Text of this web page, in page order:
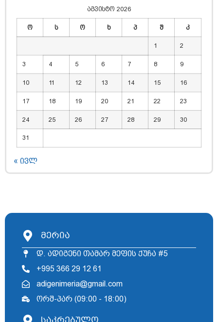
აგვისტო 2026
ო ს ო ხ პ შ კ
1 2
3 4 5 6 7 8 9
10 11 12 13 14 15 16
17 18 19 20 21 22 23
24 25 26 27 28 29 30
31
« ივლ
მერია
დ. ადიგენი თამარ მეფის ქუჩა #5
+995 366 29 12 61
adigenimeria@gmail.com
ორშ-პარ (09:00 - 18:00)
საკრებულო